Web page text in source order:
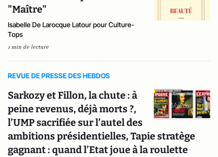
"Maître"
Isabelle De Larocque Latour pour Culture-
Tops
1 min de lecture
REVUE DE PRESSE DES HEBDOS
Sarkozy et Fillon, la chute : à
peine revenus, déjà morts ?,
l’UMP sacrifiée sur l’autel des
ambitions présidentielles, Tapie stratège
gagnant : quand l’Etat joue à la roulette